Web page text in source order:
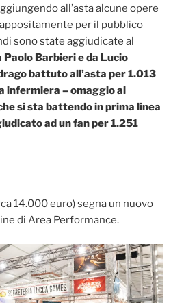
all’asta alcune opere
per il pubblico
sono state aggiudicate al
Paolo Barbieri e da Lucio
battuto all’asta per 1.013
infermiera – omaggio al
si sta battendo in prima linea
ad un fan per 1.251
14.000 euro) segna un nuovo
di Area Performance.